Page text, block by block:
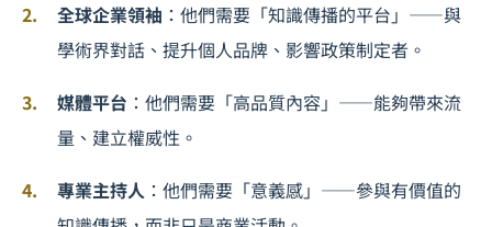
全球企業領袖 ：他們需要「知識傳播的平台」——與
學術界對話、提升個人品牌、影響政策制定者。
媒體平台 ：他們需要「高品質內容」——能夠帶來流
量、建立權威性。
專業主持人 ：他們需要「意義感」——參與有價值的